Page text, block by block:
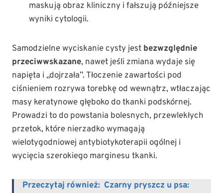
maskują obraz kliniczny i fałszują późniejsze
wyniki cytologii.
Samodzielne wyciskanie cysty jest bezwzględnie
przeciwwskazane, nawet jeśli zmiana wydaje się
napięta i „dojrzała”. Tłoczenie zawartości pod
ciśnieniem rozrywa torebkę od wewnątrz, wtłaczając
masy keratynowe głęboko do tkanki podskórnej.
Prowadzi to do powstania bolesnych, przewlekłych
przetok, które nierzadko wymagają
wielotygodniowej antybiotykoterapii ogólnej i
wycięcia szerokiego marginesu tkanki.
Przeczytaj również: Czarny pryszcz u psa: